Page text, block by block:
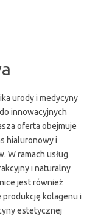
urody i medycyny
innowacyjnych
oferta obejmuje
hialuronowy i
W ramach usług
i naturalny
jest również
kolagenu i
estetycznej